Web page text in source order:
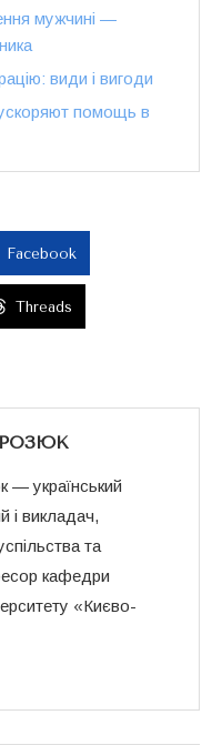
мужчині —
види і вигоди
помощь в
Facebook
Threads
— український
і викладач,
та
кафедри
«Києво-